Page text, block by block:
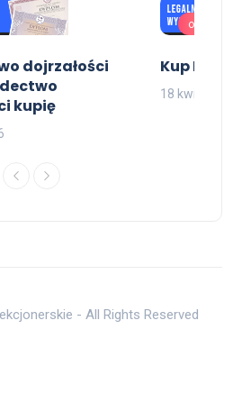
dojrzałości
kupię
oferta
Kup
18 kwietnia,
- All Rights Reserved